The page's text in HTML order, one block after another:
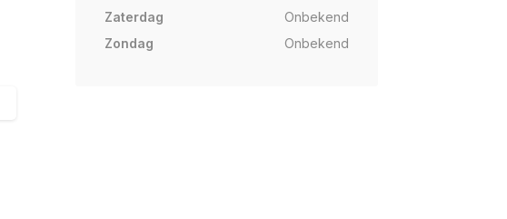
Zaterdag
Onbekend
Zondag
Onbekend